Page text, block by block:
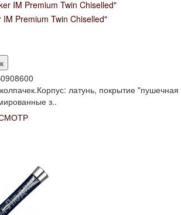
IM Premium Twin Chiselled"
латунь, покрытие "пушечная
з..